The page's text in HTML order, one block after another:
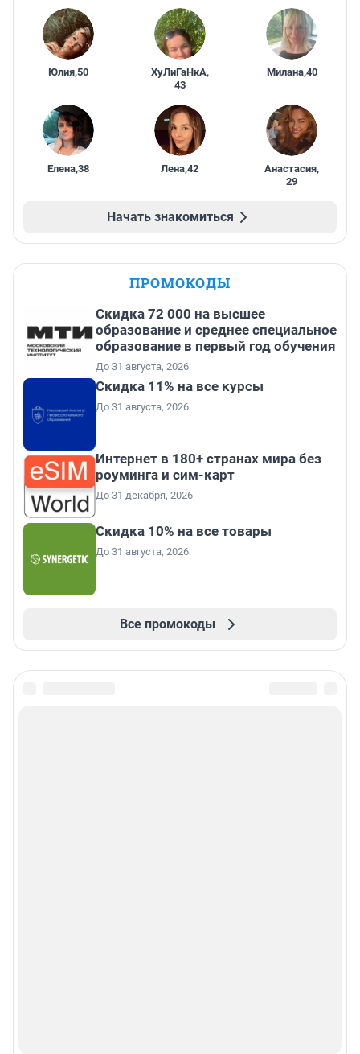
Юлия,50 ХуЛиГаНкА,
43
Милана,40
Елена,38 Лена,42 Анастасия,
29
Начать знакомиться
ПРОМОКОДЫ
Скидка 72 000 на высшее
образование и среднее специальное
образование в первый год обучения
До 31 августа, 2026
Скидка 11% на все курсы
До 31 августа, 2026
Интернет в 180+ странах мира без
роуминга и сим-карт
До 31 декабря, 2026
Скидка 10% на все товары
До 31 августа, 2026
Все промокоды